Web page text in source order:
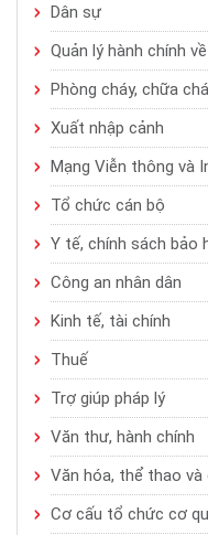
Dân sự
Quản lý hành chính
Phòng cháy, chữa
Xuất nhập cảnh
Mạng Viễn thông và
Tổ chức cán bộ
Y tế, chính sách bảo
Công an nhân dân
Kinh tế, tài chính
Thuế
Trợ giúp pháp lý
Văn thư, hành chính
Văn hóa, thể thao và
Cơ cấu tổ chức cơ